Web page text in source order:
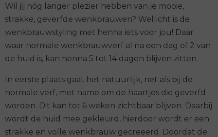
Wil jij nóg langer plezier hebben van je mooie,
strakke, geverfde wenkbrauwen? Wellicht is de
wenkbrauwstyling met henna iets voor jou! Daar
waar normale wenkbrauwverf al na een dag of 2 van
de huid is, kan henna 5 tot 14 dagen blijven zitten.
In eerste plaats gaat het natuurlijk, net als bij de
normale verf, met name om de haartjes die geverfd
worden. Dit kan tot 6 weken zichtbaar blijven. Daarbij
wordt de huid mee gekleurd, hierdoor wordt er een
strakke en volle wenkbrauw gecreëerd. Doordat de